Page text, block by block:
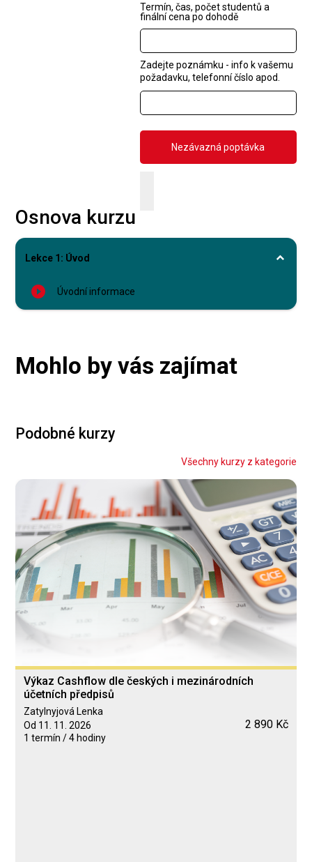
Termín, čas, počet studentů a
finální cena po dohodě
Zadejte poznámku - info k vašemu
požadavku, telefonní číslo apod.
Osnova kurzu
Lekce 1: Úvod
play_circle_filled Úvodní informace
Mohlo by vás zajímat
Podobné kurzy
Všechny kurzy z kategorie
Výkaz Cashflow dle českých i mezinárodních
účetních předpisů
Zatylnyjová Lenka
Od 11. 11. 2026
1 termín / 4 hodiny
2 890 Kč